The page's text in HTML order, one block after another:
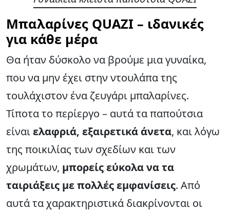
Μπαλαρίνες QUAZI – ιδανικές
για κάθε μέρα
Θα ήταν δύσκολο να βρούμε μια γυναίκα,
που να μην έχει στην ντουλάπα της
τουλάχιστον ένα ζευγάρι μπαλαρίνες.
Τίποτα το περίεργο – αυτά τα παπούτσια
είναιελαφριά, εξαιρετικά άνετα, και λόγω
της ποικιλίας των σχεδίων και των
χρωμάτων, μπορείς εύκολα να τα
ταιριάξεις με πολλές εμφανίσεις. Από
αυτά τα χαρακτηριστικά διακρίνονται οι